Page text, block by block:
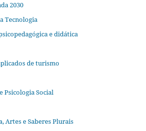
2030
Tecnologia
e didática
de turismo
Psicologia Social
Artes e Saberes Plurais